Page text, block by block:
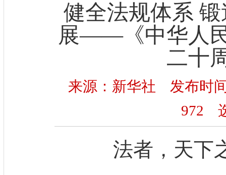
健全法规体系
展——《中华人
二十
来源：新华社 发布时
972
法者，天下之